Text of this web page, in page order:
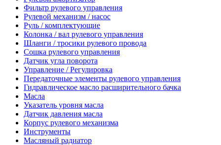
Фильтр рулевого управления
Рулевой механизм / насос
Руль / комплектующие
Колонка / вал рулевого управления
Шланги / тросики рулевого провода
Сошка рулевого управления
Датчик угла поворота
Управление / Регулировка
Передаточные элементы рулевого управления
Гидравлическое масло расширительного бачка
Масла
Указатель уровня масла
Датчик давления масла
Корпус рулевого механизма
Инструменты
Масляный радиатор